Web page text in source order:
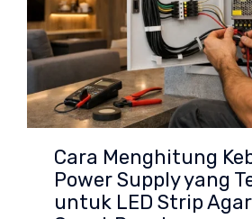
Cara Menghitung
Power Supply yang
untuk LED Strip